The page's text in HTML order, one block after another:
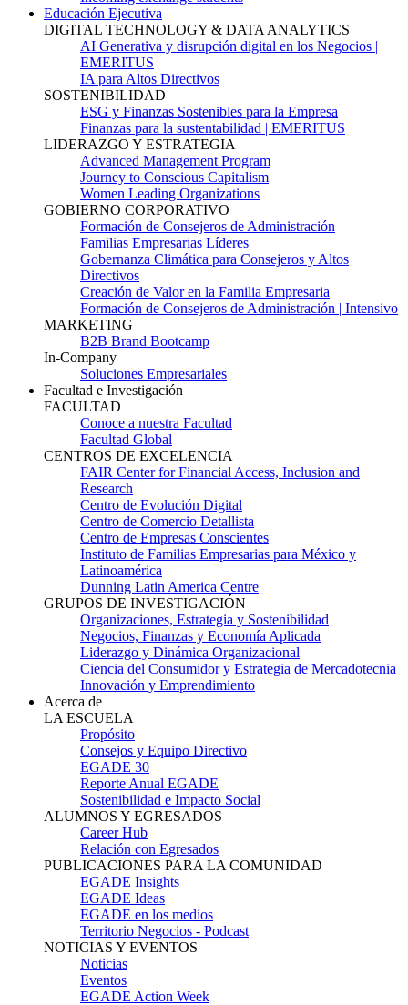
Educación Ejecutiva
DIGITAL TECHNOLOGY & DATA ANALYTICS
AI Generativa y disrupción digital en los Negocios |
EMERITUS
IA para Altos Directivos
SOSTENIBILIDAD
ESG y Finanzas Sostenibles para la Empresa
Finanzas para la sustentabilidad | EMERITUS
LIDERAZGO Y ESTRATEGIA
Advanced Management Program
Journey to Conscious Capitalism
Women Leading Organizations
GOBIERNO CORPORATIVO
Formación de Consejeros de Administración
Familias Empresarias Líderes
Gobernanza Climática para Consejeros y Altos
Directivos
Creación de Valor en la Familia Empresaria
Formación de Consejeros de Administración | Intensivo
MARKETING
B2B Brand Bootcamp
In-Company
Soluciones Empresariales
Facultad e Investigación
FACULTAD
Conoce a nuestra Facultad
Facultad Global
CENTROS DE EXCELENCIA
FAIR Center for Financial Access, Inclusion and
Research
Centro de Evolución Digital
Centro de Comercio Detallista
Centro de Empresas Conscientes
Instituto de Familias Empresarias para México y
Latinoamérica
Dunning Latin America Centre
GRUPOS DE INVESTIGACIÓN
Organizaciones, Estrategia y Sostenibilidad
Negocios, Finanzas y Economía Aplicada
Liderazgo y Dinámica Organizacional
Ciencia del Consumidor y Estrategia de Mercadotecnia
Innovación y Emprendimiento
Acerca de
LA ESCUELA
Propósito
Consejos y Equipo Directivo
EGADE 30
Reporte Anual EGADE
Sostenibilidad e Impacto Social
ALUMNOS Y EGRESADOS
Career Hub
Relación con Egresados
PUBLICACIONES PARA LA COMUNIDAD
EGADE Insights
EGADE Ideas
EGADE en los medios
Territorio Negocios - Podcast
NOTICIAS Y EVENTOS
Noticias
Eventos
EGADE Action Week